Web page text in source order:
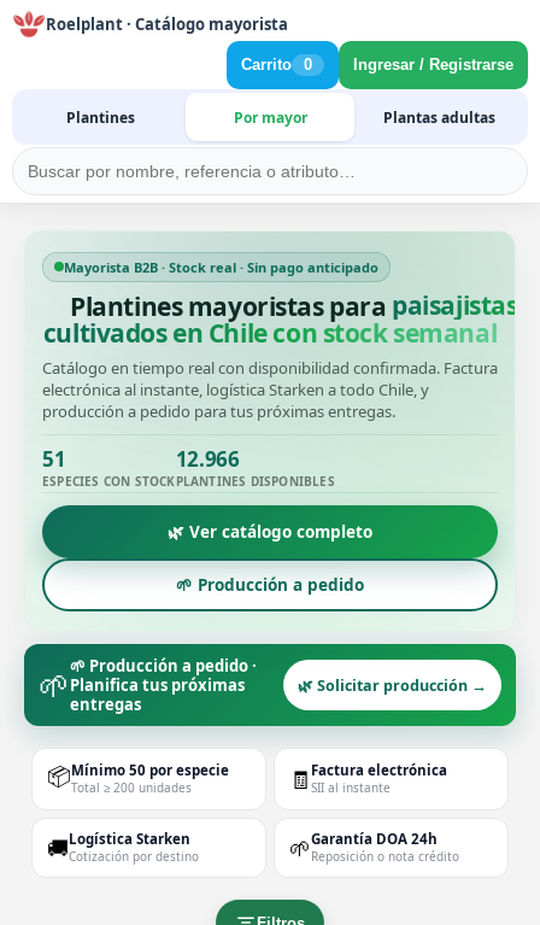
Roelplant · Catálogo mayorista
Plantines Por mayor Plantas adultas
Carrito 0 Ingresar / Registrarse
Mayorista B2B · Stock real · Sin pago anticipado
Plantines mayoristas para
cultivados en Chile con stock semanal
Catálogo en tiempo real con disponibilidad confirmada. Factura
electrónica al instante, logística Starken a todo Chile, y
producción a pedido para tus próximas entregas.
51
ESPECIES CON STOCK
12.966
PLANTINES DISPONIBLES
🌿 Ver catálogo completo
🌱 Producción a pedido
🌱🌱 Producción a pedido ·
Planifica tus próximas
entregas
🌿 Solicitar producción →
📦Mínimo 50 por especie
Total ≥ 200 unidades 🧾 Factura electrónica
SII al instante
🚚Logística Starken
Cotización por destino 🌱Garantía DOA 24h
Reposición o nota crédito